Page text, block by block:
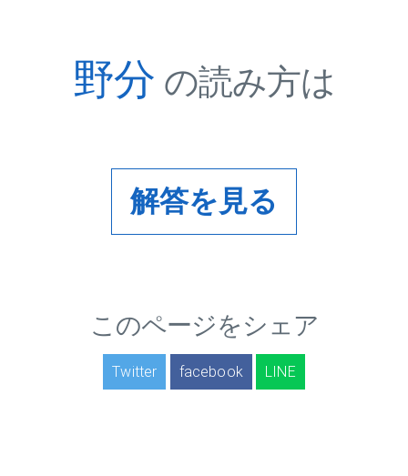
野分 の読み方は
解答を見る
このページをシェア
Twitter facebook LINE